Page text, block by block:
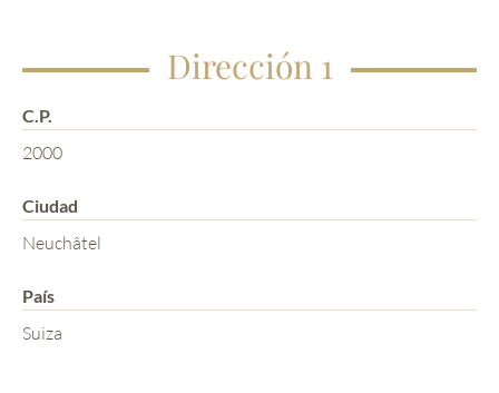
Dirección 1
C.P.
2000
Ciudad
Neuchâtel
País
Suiza